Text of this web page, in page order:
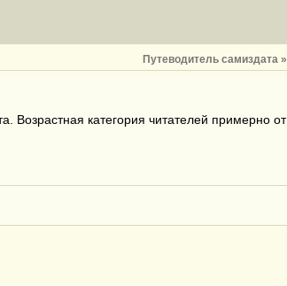
Путеводитель самиздата »
Возрастная категория читателей примерно от